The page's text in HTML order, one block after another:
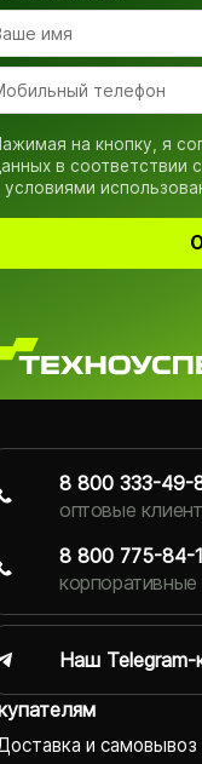
на кнопку, я
в соответствии с
условиями
и самовывоз
8 800 333-49-
оптовые
8 800 775-84-
Наш Telegram-